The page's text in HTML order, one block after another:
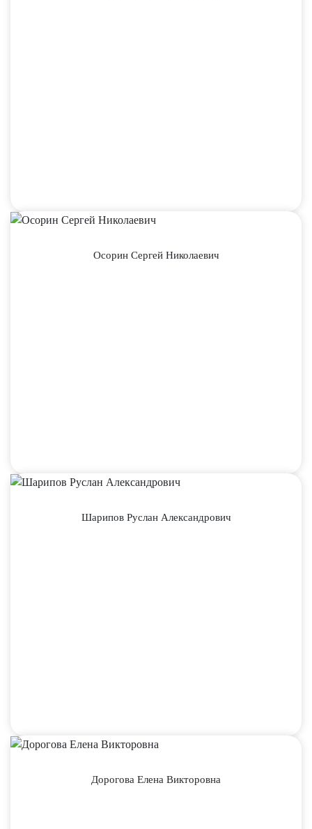
Осорин Сергей Николаевич
Шарипов Руслан Александрович
Дорогова Елена Викторовна